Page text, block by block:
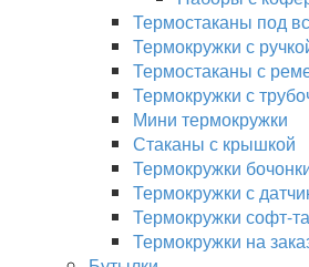
Термостаканы под
Термокружки с
Термостаканы с
Термокружки с
Мини термокружки
Стаканы с крышкой
Термокружки
Термокружки с
Термокружки софт-
Термокружки на